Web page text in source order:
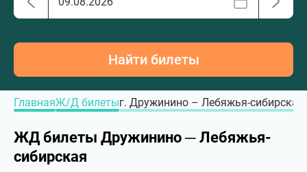
Найти билеты
ГлавнаяЖ/Д билетыг. Дружинино – Лебяжья-
ЖД билеты Дружинино ─ Лебяжья-
сибирская